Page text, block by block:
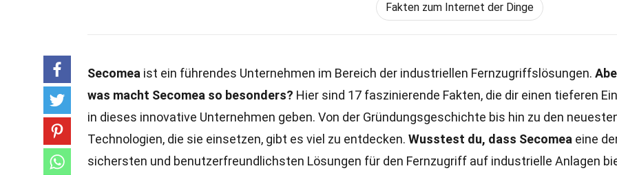
Fakten zum Internet der Dinge
Secomea ist ein führendes Unternehmen im Bereich der industriellen Fernzugriffslösungen.
was macht Secomea so besonders? Hier sind 17 faszinierende Fakten, die dir einen tieferen
in dieses innovative Unternehmen geben. Von der Gründungsgeschichte bis hin zu den
Technologien, die sie einsetzen, gibt es viel zu entdecken. Wusstest du, dass Secomea eine
sichersten und benutzerfreundlichsten Lösungen für den Fernzugriff auf industrielle Anlagen